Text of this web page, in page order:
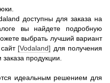
доступны для заказа на
вы найдете подробную
выбрать лучший вариант
[Vodaland] для получения
продукции.
идеальным решением для